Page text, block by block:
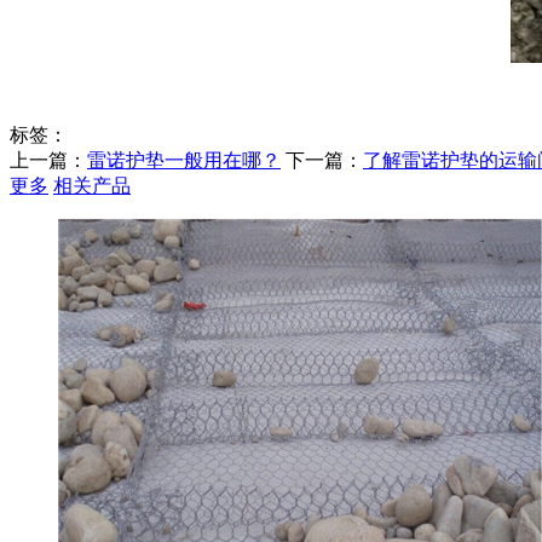
标签：
上一篇： 雷诺护垫一般用在哪？ 下一篇： 了解雷诺护垫的运输
更多 相关产品